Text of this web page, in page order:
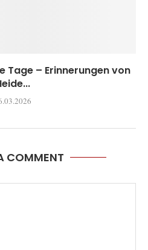
Tage – Erinnerungen von
COMMENT